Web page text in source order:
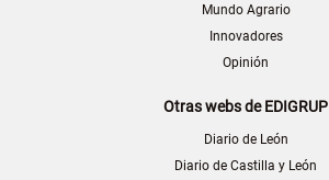
Mundo Agrario
Innovadores
Opinión
Otras webs de EDIGRUP
Diario de León
Diario de Castilla y León